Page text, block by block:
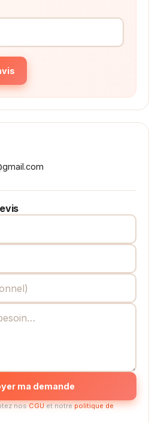
ma demande
nosCGUet notrepolitique de